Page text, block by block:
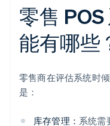
零售
能有哪些
零售商在评估系统时
是：
库存管理： 系统需